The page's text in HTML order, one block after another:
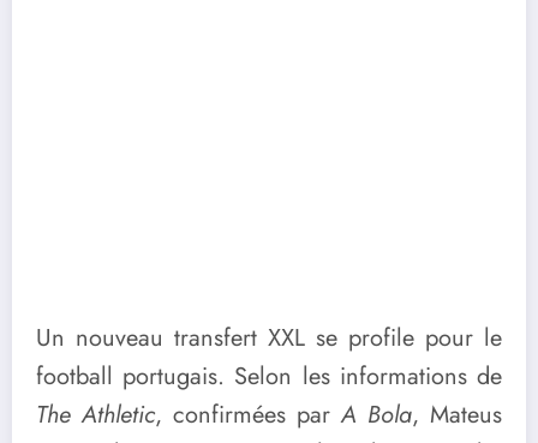
Un nouveau transfert XXL se profile pour le
football portugais. Selon les informations de
The Athletic, confirmées parA Bola, Mateus